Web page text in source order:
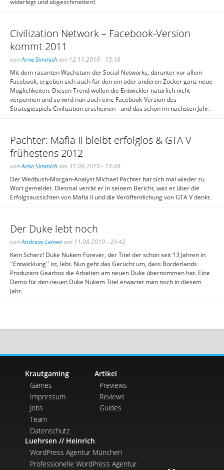
widerlegt und abgeschmettert!
Civilization Network – Facebook-Version
kommt 2011
vonArne Simmicham 12.11.2010 - 15:16
Mit dem rasanten Wachstum der Social Networks, darunter vor allem
Facebook, ergeben sich auch für den ein oder anderen Zocker ganz neue
Möglichkeiten. Diesen Trend wollen die Entwickler natürlich nicht
verpennen und so wird nun auch eine Facebook-Version des
Strategiespiels Civilization erscheinen - und das schon im nächsten Jahr.
Pachter: Mafia II bleibt erfolglos & GTA V
frühestens 2012
vonArne Simmicham 31.08.2010 - 14:48
Der Wedbush-Morgan-Analyst Michael Pachter hat sich mal wieder zu
Wort gemeldet. Diesmal verrät er in seinem Bericht, was er über die
Erfolgsaussichten von Mafia II und die Veröffentlichung von GTA V denkt.
Der Duke lebt noch
vonAndreas Leinenam 11.08.2010 - 23:42
Kein Scherz! Duke Nukem Forever, der Titel der schon seit 13 Jahren in
''Entwicklung'' ist, lebt. Nun geht das Gerücht um, dass Borderlands
Produzent Gearbox die Arbeiten am neuen Duke übernommen hat. Eine
Demo für den neuen Duke Nukem Titel erwartet man noch in diesem
Jahr.
Krautgaming
Games
Impressum
Jobs
Team
Datenschutz
Artikel
Previews
Reviews
Guides
Luehrsen // Heinrich
WordPress Agentur München
Professionelle WordPress Agentur